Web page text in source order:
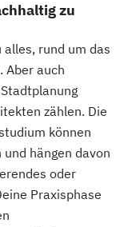
zu
rund um das
Aber auch
zählen. Die
können
hängen davon
oder
Praxisphase